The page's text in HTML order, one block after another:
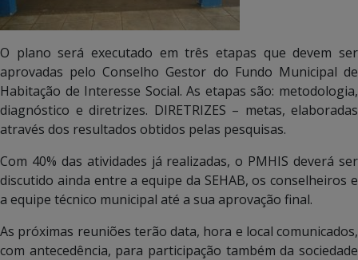
O plano será executado em três etapas que devem ser
aprovadas pelo Conselho Gestor do Fundo Municipal de
Habitação de Interesse Social. As etapas são: metodologia,
diagnóstico e diretrizes. DIRETRIZES – metas, elaboradas
através dos resultados obtidos pelas pesquisas.
Com 40% das atividades já realizadas, o PMHIS deverá ser
discutido ainda entre a equipe da SEHAB, os conselheiros e
a equipe técnico municipal até a sua aprovação final.
As próximas reuniões terão data, hora e local comunicados,
com antecedência, para participação também da sociedade